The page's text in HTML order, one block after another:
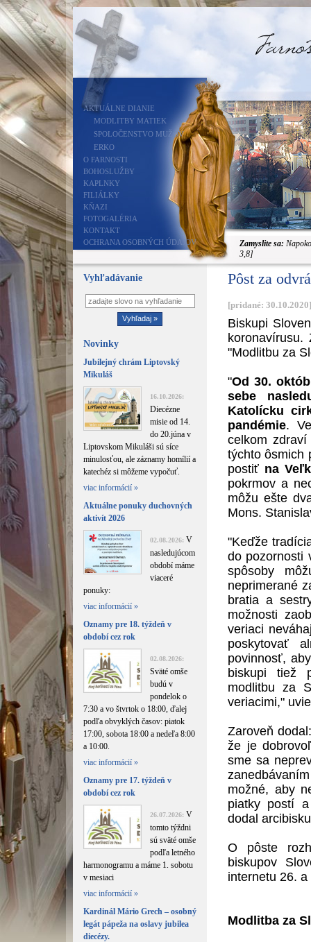
AKTUÁLNE DIANIE
MODLITBY MATIEK
SPOLOČENSTVO MUŽOV
ERKO
O FARNOSTI
BOHOSLUŽBY
KAPLNKY
FILIÁLKY
KŇAZI
FOTOGALÉRIA
KONTAKT
OCHRANA OSOBNÝCH ÚDAJOV
Zamyslite sa:
3,8]
Pôst za
[pridané: 30.10.2020]
Biskupi
koronavírusu.
"Modlitbu za
"Od 30.
sebe
Katolícku
pandémie.
celkom
týchto ôsmich
postiť na
pokrmov a
môžu ešte
Mons.
"Keďže
do pozornosti
spôsoby
neprimerané
bratia a
možnosti
veriaci
poskytovať
povinnosť,
biskupi tiež
modlitbu za
veriacimi,"
Zaroveň
že je
sme sa
možné, aby
piatky postí
dodal
O pôste
biskupov
internetu 26.
Modlitba za
Vyhľadávanie
Novinky
Jubilejný chrám Liptovský
Mikuláš
16.10.2026:
Diecézne
misie od 14.
do 20.júna v
Liptovskom Mikuláši sú síce
minulosťou, ale záznamy homílií a
katechéz si môžeme vypočuť.
viac informácií »
Aktuálne ponuky duchovných
aktivít 2026
02.08.2026: V
nasledujúcom
období máme
viaceré
ponuky:
viac informácií »
Oznamy pre 18. týždeň v
období cez rok
02.08.2026:
Sväté omše
budú v
pondelok o
7:30 a vo štvrtok o 18:00, ďalej
podľa obvyklých časov: piatok
17:00, sobota 18:00 a nedeľa 8:00
a 10:00.
viac informácií »
Oznamy pre 17. týždeň v
období cez rok
26.07.2026: V
tomto týždni
sú sväté omše
podľa letného
harmonogramu a máme 1. sobotu
v mesiaci
viac informácií »
Kardinál Mário Grech – osobný
legát pápeža na oslavy jubilea
diecézy.